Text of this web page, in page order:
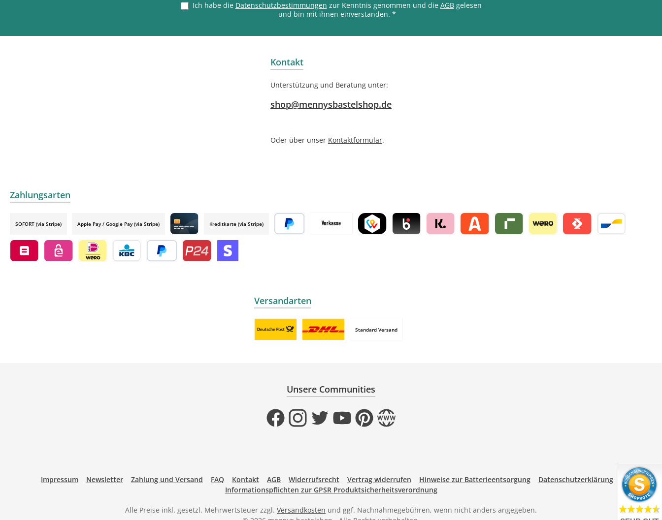
Ich habe die Datenschutzbestimmungen zur Kenntnis genommen und die AGBgelesen
und bin mit ihnen einverstanden. *
Kontakt
Unterstützung und Beratung unter:
shop@mennysbastelshop.de
Oder über unser Kontaktformular.
Zahlungsarten
SOFORT (via Stripe) Apple Pay / Google Pay (via Stripe)
Credit card by mollie
Kreditkarte (via Stripe)
Versandarten
Standard Versand
Unsere Communities
FacebookInstagramTwitterYouTubePinterestWebsite
Impressum Newsletter Zahlung und Versand FAQ Kontakt AGB Widerrufsrecht Vertrag widerrufen Hinweise zur Batterieentsorgung
Datenschutzerklärung
Informationspflichten zur GPSR Produktsicherheitsverordnung
Alle Preise inkl. gesetzl. Mehrwertsteuer zzgl. Versandkosten und ggf. Nachnahmegebühren, wenn nicht anders angegeben.